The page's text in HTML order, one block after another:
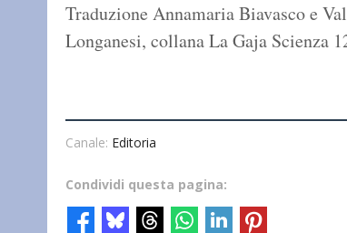
Traduzione Annamaria Biavasco e
Longanesi, collana La Gaja Scienza
Canale: Editoria
Condividi questa pagina: